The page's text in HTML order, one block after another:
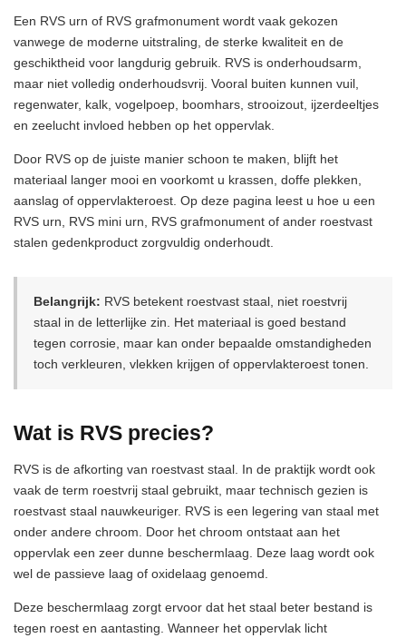
Een RVS urn of RVS grafmonument wordt vaak gekozen
vanwege de moderne uitstraling, de sterke kwaliteit en de
geschiktheid voor langdurig gebruik. RVS is onderhoudsarm,
maar niet volledig onderhoudsvrij. Vooral buiten kunnen vuil,
regenwater, kalk, vogelpoep, boomhars, strooizout, ijzerdeeltjes
en zeelucht invloed hebben op het oppervlak.
Door RVS op de juiste manier schoon te maken, blijft het
materiaal langer mooi en voorkomt u krassen, doffe plekken,
aanslag of oppervlakteroest. Op deze pagina leest u hoe u een
RVS urn, RVS mini urn, RVS grafmonument of ander roestvast
stalen gedenkproduct zorgvuldig onderhoudt.
Belangrijk: RVS betekent roestvast staal, niet roestvrij
staal in de letterlijke zin. Het materiaal is goed bestand
tegen corrosie, maar kan onder bepaalde omstandigheden
toch verkleuren, vlekken krijgen of oppervlakteroest tonen.
Wat is RVS precies?
RVS is de afkorting van roestvast staal. In de praktijk wordt ook
vaak de term roestvrij staal gebruikt, maar technisch gezien is
roestvast staal nauwkeuriger. RVS is een legering van staal met
onder andere chroom. Door het chroom ontstaat aan het
oppervlak een zeer dunne beschermlaag. Deze laag wordt ook
wel de passieve laag of oxidelaag genoemd.
Deze beschermlaag zorgt ervoor dat het staal beter bestand is
tegen roest en aantasting. Wanneer het oppervlak licht